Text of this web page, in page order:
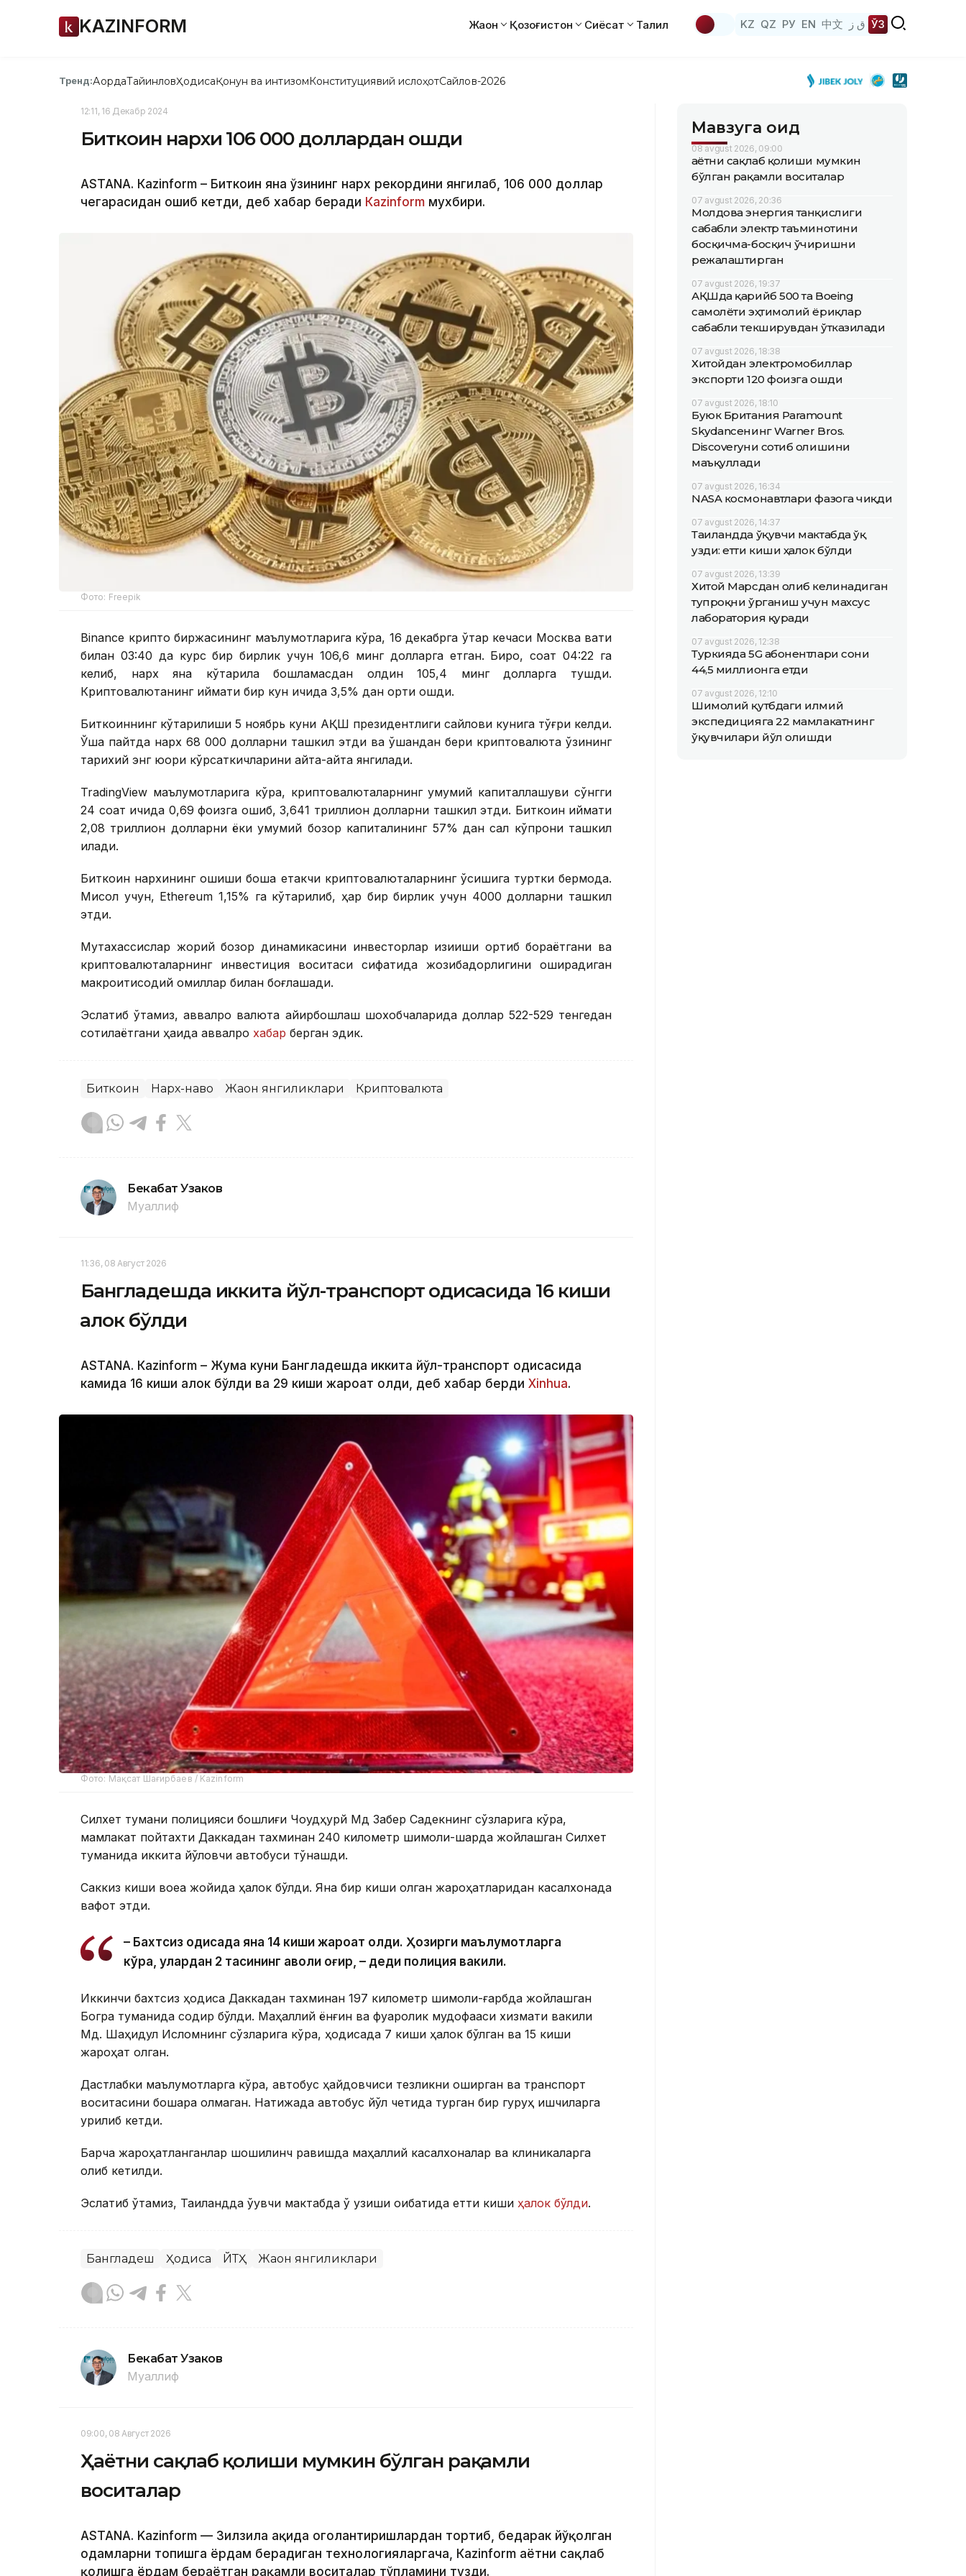
KAZINFORM Жаҳон Қозоғистон Сиёсат Таҳлил KZ QZ РУ EN 中文 ق ز ЎЗ
Тренд:АқордаТайинловҲодисаҚонун ва интизомКонституциявий ислоҳотСайлов-2026
12:11, 16 Декабр 2024
Биткоин нархи 106 000 доллардан ошди
ASTANА. Кazinform – Биткоин яна ўзининг нарх рекордини янгилаб, 106 000 доллар
чегарасидан ошиб кетди, деб хабар беради Кazinform мухбири.
Фото: Freepik
Binance крипто биржасининг маълумотларига кўра, 16 декабрга ўтар кечаси Москва вақти
билан 03:40 да курс бир бирлик учун 106,6 минг долларга етган. Бироқ, соат 04:22 га
келиб, нарх яна кўтарила бошламасдан олдин 105,4 минг долларга тушди.
Криптовалютанинг қиймати бир кун ичида 3,5% дан ортиқ ошди.
Биткоиннинг кўтарилиши 5 ноябрь куни АҚШ президентлиги сайлови кунига тўғри келди.
Ўша пайтда нарх 68 000 долларни ташкил этди ва ўшандан бери криптовалюта ўзининг
тарихий энг юқори кўрсаткичларини қайта-қайта янгилади.
TradingView маълумотларига кўра, криптовалюталарнинг умумий капиталлашуви сўнгги
24 соат ичида 0,69 фоизга ошиб, 3,641 триллион долларни ташкил этди. Биткоин қиймати
2,08 триллион долларни ёки умумий бозор капиталининг 57% дан сал кўпроқни ташкил
қилади.
Биткоин нархининг ошиши бошқа етакчи криптовалюталарнинг ўсишига туртки бермоқда.
Мисол учун, Ethereum 1,15% га кўтарилиб, ҳар бир бирлик учун 4000 долларни ташкил
этди.
Мутахассислар жорий бозор динамикасини инвесторлар қизиқиши ортиб бораётгани ва
криптовалюталарнинг инвестиция воситаси сифатида жозибадорлигини оширадиган
макроиқтисодий омиллар билан боғлашади.
Эслатиб ўтамиз, аввалроқ валюта айирбошлаш шохобчаларида доллар 522-529 тенгедан
сотилаётгани ҳақида аввалроқ хабар берган эдик.
Биткоин Нарх-наво Жаҳон янгиликлари Криптовалюта
Бекабат Узаков
Муаллиф
11:36, 08 Август 2026
Бангладешда иккита йўл-транспорт ҳодисасида 16 киши
ҳалок бўлди
ASTANА. Кazinform – Жума куни Бангладешда иккита йўл-транспорт ҳодисасида
камида 16 киши ҳалок бўлди ва 29 киши жароҳат олди, деб хабар берди Xinhua.
Фото: Мақсат Шағирбаев / Kazinform
Силхет тумани полицияси бошлиғи Чоудҳурй Мд Забер Садекнинг сўзларига кўра,
мамлакат пойтахти Даккадан тахминан 240 километр шимоли-шарқда жойлашган Силхет
туманида иккита йўловчи автобуси тўқнашди.
Саккиз киши воқеа жойида ҳалок бўлди. Яна бир киши олган жароҳатларидан касалхонада
вафот этди.
– Бахтсиз ҳодисада яна 14 киши жароҳат олди. Ҳозирги маълумотларга
кўра, улардан 2 тасининг аҳволи оғир, – деди полиция вакили.
Иккинчи бахтсиз ҳодиса Даккадан тахминан 197 километр шимоли-ғарбда жойлашган
Богра туманида содир бўлди. Маҳаллий ёнғин ва фуқаролик мудофааси хизмати вакили
Мд. Шаҳидул Исломнинг сўзларига кўра, ҳодисада 7 киши ҳалок бўлган ва 15 киши
жароҳат олган.
Дастлабки маълумотларга кўра, автобус ҳайдовчиси тезликни оширган ва транспорт
воситасини бошқара олмаган. Натижада автобус йўл четида турган бир гуруҳ ишчиларга
урилиб кетди.
Барча жароҳатланганлар шошилинч равишда маҳаллий касалхоналар ва клиникаларга
олиб кетилди.
Эслатиб ўтамиз, Таиландда ўқувчи мактабда ўқ узиши оқибатида етти киши ҳалок бўлди.
Бангладеш Ҳодиса ЙТҲ Жаҳон янгиликлари
Бекабат Узаков
Муаллиф
09:00, 08 Август 2026
Ҳаётни сақлаб қолиши мумкин бўлган рақамли
воситалар
ASTANA. Kazinform — Зилзила ҳақида огоҳлантиришлардан тортиб, бедарак йўқолган
одамларни топишга ёрдам берадиган технологияларгача, Кazinform ҳаётни сақлаб
қолишга ёрдам бераётган рақамли воситалар тўпламини тузди.
Мавзуга оид
08 avgust 2026, 09:00
Ҳаётни сақлаб қолиши мумкин
бўлган рақамли воситалар
07 avgust 2026, 20:36
Молдова энергия танқислиги
сабабли электр таъминотини
босқичма-босқич ўчиришни
режалаштирган
07 avgust 2026, 19:37
АҚШда қарийб 500 та Boeing
самолёти эҳтимолий ёриқлар
сабабли текширувдан ўтказилади
07 avgust 2026, 18:38
Хитойдан электромобиллар
экспорти 120 фоизга ошди
07 avgust 2026, 18:10
Буюк Британия Paramount
Skydanceнинг Warner Bros.
Discoveryни сотиб олишини
маъқуллади
07 avgust 2026, 16:34
NASA космонавтлари фазога чиқди
07 avgust 2026, 14:37
Таиландда ўқувчи мактабда ўқ
узди: етти киши ҳалок бўлди
07 avgust 2026, 13:39
Хитой Марсдан олиб келинадиган
тупроқни ўрганиш учун махсус
лаборатория қуради
07 avgust 2026, 12:38
Туркияда 5G абонентлари сони
44,5 миллионга етди
07 avgust 2026, 12:10
Шимолий қутбдаги илмий
экспедицияга 22 мамлакатнинг
ўқувчилари йўл олишди